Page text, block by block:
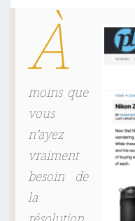
À
moins que
vous
n’ayez
vraiment
besoin de
la